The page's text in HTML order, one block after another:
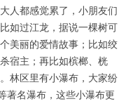
人都感觉累了，小朋友们
如过江龙，据说一棵树可
美丽的爱情故事；比如绞
宿主；再比如槟榔、桄
林区里有小瀑布，大家纷
著名瀑布，这些小瀑布更